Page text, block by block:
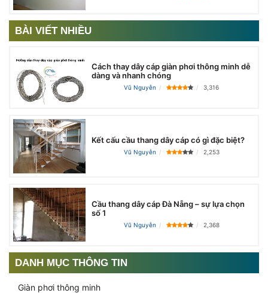
BÀI VIẾT NHIỀU
Cách thay dây cáp giàn phơi thông minh dễ
dàng và nhanh chóng
Vũ Nguyễn 3,316
Kết cấu cầu thang dây cáp có gì đặc biệt?
Vũ Nguyễn 2,253
Cầu thang dây cáp Đà Nẵng – sự lựa chọn
số 1
Vũ Nguyễn 2,368
DANH MỤC THÔNG TIN
Giàn phơi thông minh